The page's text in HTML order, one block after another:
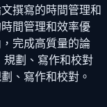
撰寫的時間管理和
間管理和效率優
完成高質量的論
規劃、寫作和校對
、寫作和校對。